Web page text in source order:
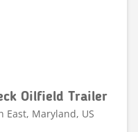
Oilfield Trailer
East, Maryland, US